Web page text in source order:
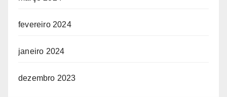
fevereiro 2024
janeiro 2024
dezembro 2023